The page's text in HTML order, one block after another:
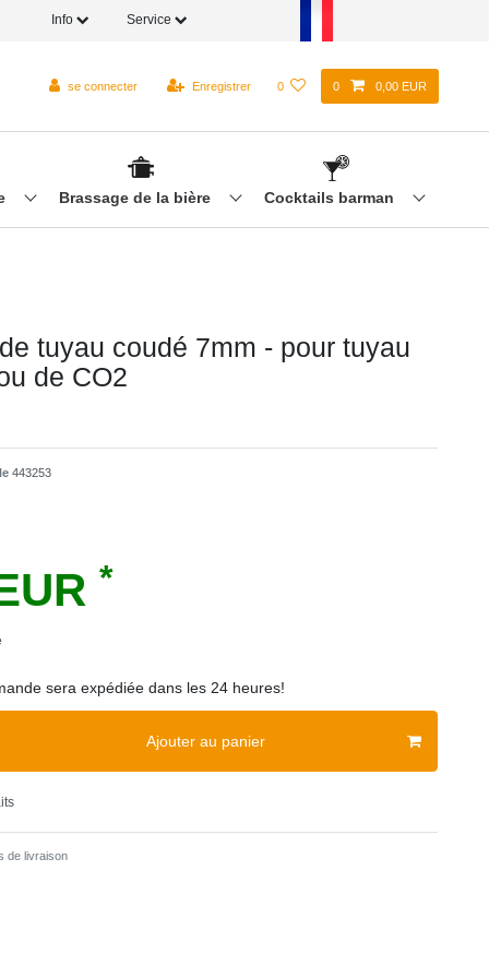
Info Service
se connecter Enregistrer 0 0 0,00 EUR
Brassage de la bière Cocktails barman
tuyau coudé 7mm - pour tuyau
de CO2
443253
*
sera expédiée dans les 24 heures!
Ajouter au panier
de livraison